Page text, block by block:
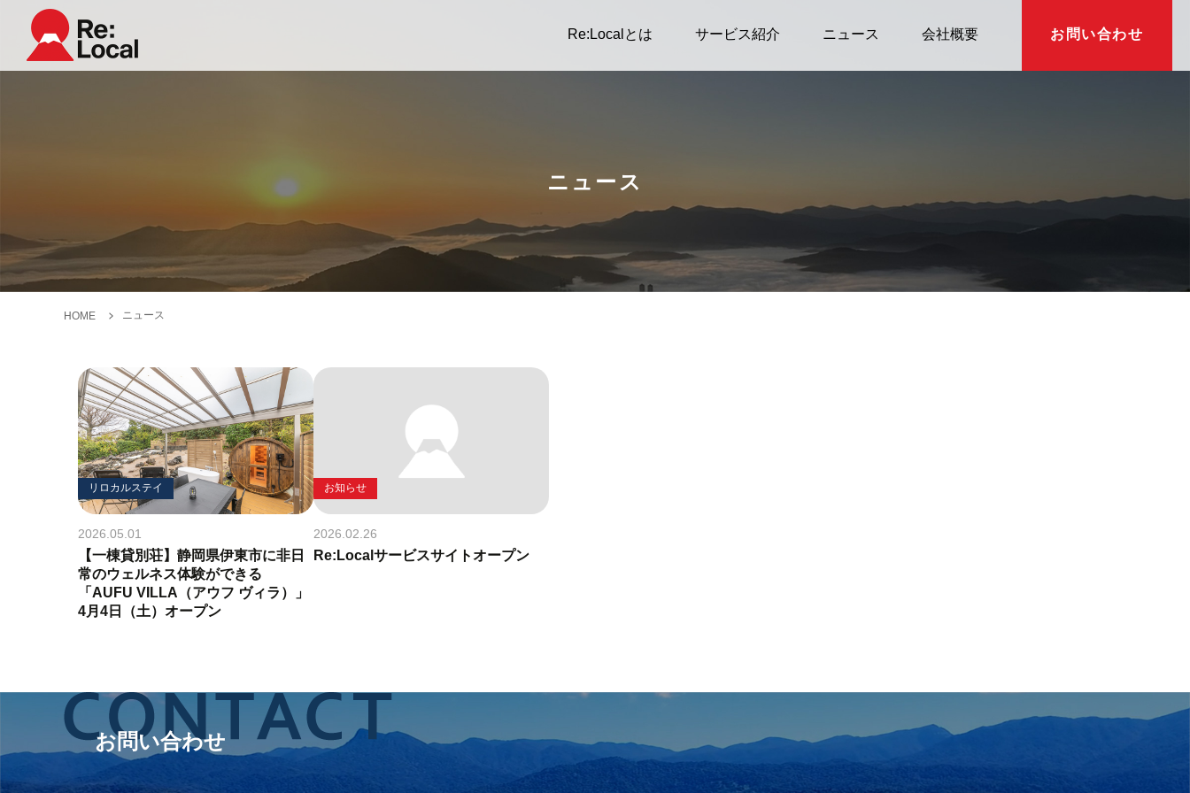
Re:Localとは サービス紹介 ニュース 会社概要 お問い合わせ
ニュース
HOME ニュース
リロカルステイ
2026.05.01
【一棟貸別荘】静岡県伊東市に非日
常のウェルネス体験ができる
「AUFU VILLA（アウフ ヴィラ）」
4月4日（土）オープン
お知らせ
2026.02.26
Re:Localサービスサイトオープン
お問い合わせ